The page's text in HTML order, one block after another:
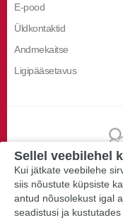
E-pood
Üldkontaktid
Andmekaitse
Ligipääsetavus
Sellel veebilehel
Kui jätkate veebilehe
siis nõustute küpsiste
antud nõusolekust igal
seadistusi ja